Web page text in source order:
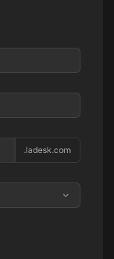
.ladesk.com